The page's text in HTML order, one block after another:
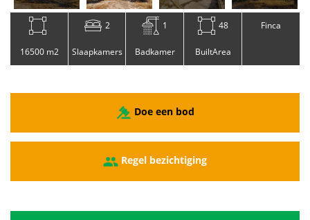
16500 m2
2
Slaapkamers
1
Badkamer
48
BuiltArea
Finca
Doe een bod
Regel bezichtiging